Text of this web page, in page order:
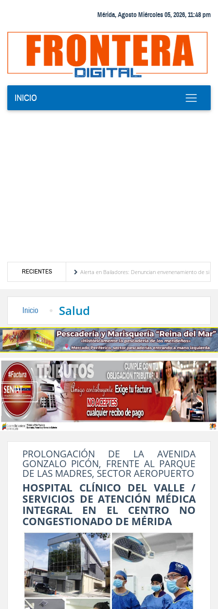
Mérida, Agosto Miércoles 05, 2026, 11:48 pm
INICIO
RECIENTES
de Venezuela
Alerta en Bailadores: Denuncian envenenamiento de siete
Inicio Salud
PROLONGACIÓN DE LA AVENIDA
GONZALO PICÓN, FRENTE AL PARQUE
DE LAS MADRES, SECTOR AEROPUERTO
HOSPITAL CLÍNICO DEL VALLE /
SERVICIOS DE ATENCIÓN MÉDICA
INTEGRAL EN EL CENTRO NO
CONGESTIONADO DE MÉRIDA